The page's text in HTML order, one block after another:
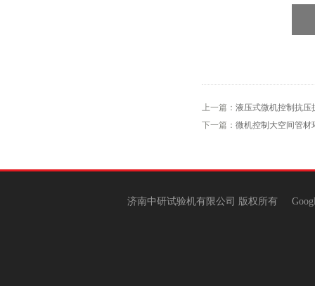
上一篇： 液压式微机控制抗压
下一篇： 微机控制大空间管材
济南中研试验机有限公司 版权所有